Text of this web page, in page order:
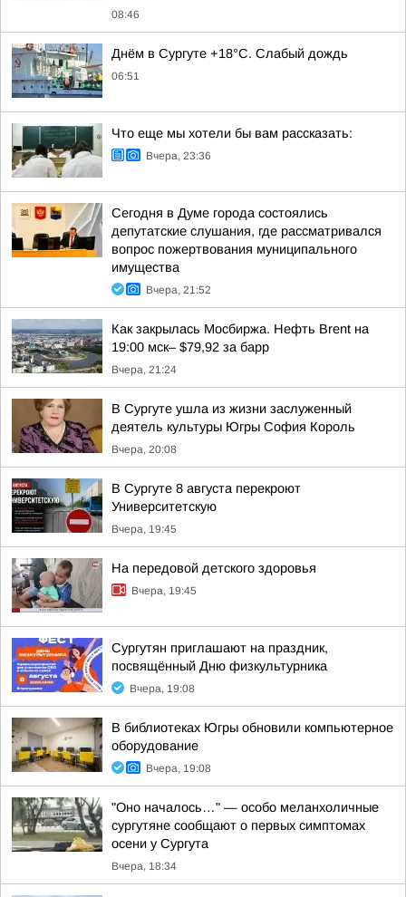
08:46
Днём в Сургуте +18°С. Слабый дождь
06:51
Что еще мы хотели бы вам рассказать:
Вчера, 23:36
Сегодня в Думе города состоялись
депутатские слушания, где рассматривался
вопрос пожертвования муниципального
имущества
Вчера, 21:52
Как закрылась Мосбиржа. Нефть Brent на
19:00 мск– $79,92 за барр
Вчера, 21:24
В Сургуте ушла из жизни заслуженный
деятель культуры Югры София Король
Вчера, 20:08
В Сургуте 8 августа перекроют
Университетскую
Вчера, 19:45
На передовой детского здоровья
Вчера, 19:45
Сургутян приглашают на праздник,
посвящённый Дню физкультурника
Вчера, 19:08
В библиотеках Югры обновили компьютерное
оборудование
Вчера, 19:08
"Оно началось…" — особо меланхоличные
сургутяне сообщают о первых симптомах
осени у Сургута
Вчера, 18:34